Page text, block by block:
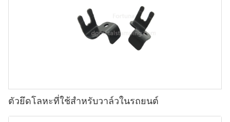
ตัวยึดโลหะที่ใช้สำหรับวาล์วในรถยนต์